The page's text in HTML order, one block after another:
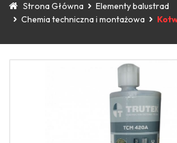
Strona Główna
Elementy balustrad
Chemia techniczna i montażowa